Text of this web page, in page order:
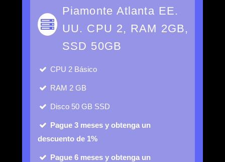
Piamonte Atlanta EE.
UU. CPU 2, RAM 2GB,
SSD 50GB
CPU 2 Básico
RAM 2 GB
Disco 50 GB SSD
Pague 3 meses y obtenga un
descuento de 1%
Pague 6 meses y obtenga un